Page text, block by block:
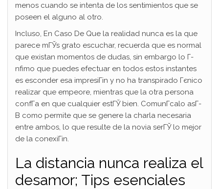
menos cuando se intenta de los sentimientos que se
poseen el alguno al otro.
Incluso, En Caso De Que la realidad nunca es la que
parece mГЎs grato escuchar, recuerda que es normal
que existan momentos de dudas, sin embargo lo Г­
nfimo que puedes efectuar en todos estos instantes
es esconder esa impresiГіn y no ha transpirado Гєnico
realizar que empeore, mientras que la otra persona
confГ­a en que cualquier estГЎ bien. ComunГ­calo asГ­
В­ como permite que se genere la charla necesaria
entre ambos, lo que resulte de la novia serГЎ lo mejor
de la conexiГіn.
La distancia nunca realiza el
desamor; Tips esenciales